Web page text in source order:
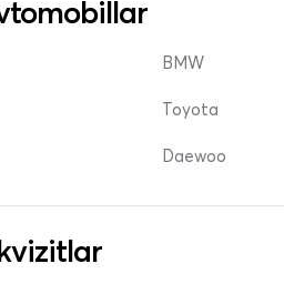
BMW
Toyota
Daewoo